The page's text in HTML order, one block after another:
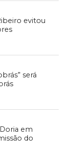
evitou
será
em
do